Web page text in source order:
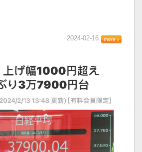
2024-02-16